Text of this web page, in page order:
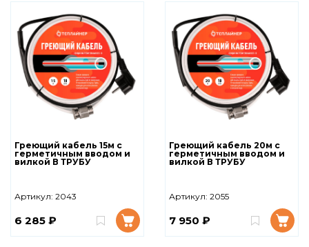
Греющий кабель 15м с
герметичным вводом и
вилкой В ТРУБУ
Артикул: 2043
6 285 ₽
Греющий кабель 20м с
герметичным вводом и
вилкой В ТРУБУ
Артикул: 2055
7 950 ₽